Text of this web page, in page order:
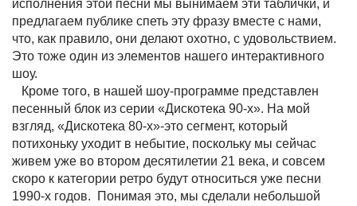
исполнения этой песни мы вынимаем эти таблички, и
предлагаем публике спеть эту фразу вместе с нами,
что, как правило, они делают охотно, с удовольствием.
Это тоже один из элементов нашего интерактивного
шоу.
Кроме того, в нашей шоу-программе представлен
песенный блок из серии «Дискотека 90-х». На мой
взгляд, «Дискотека 80-х»-это сегмент, который
потихоньку уходит в небытие, поскольку мы сейчас
живем уже во втором десятилетии 21 века, и совсем
скоро к категории ретро будут относиться уже песни
1990-х годов. Понимая это, мы сделали небольшой